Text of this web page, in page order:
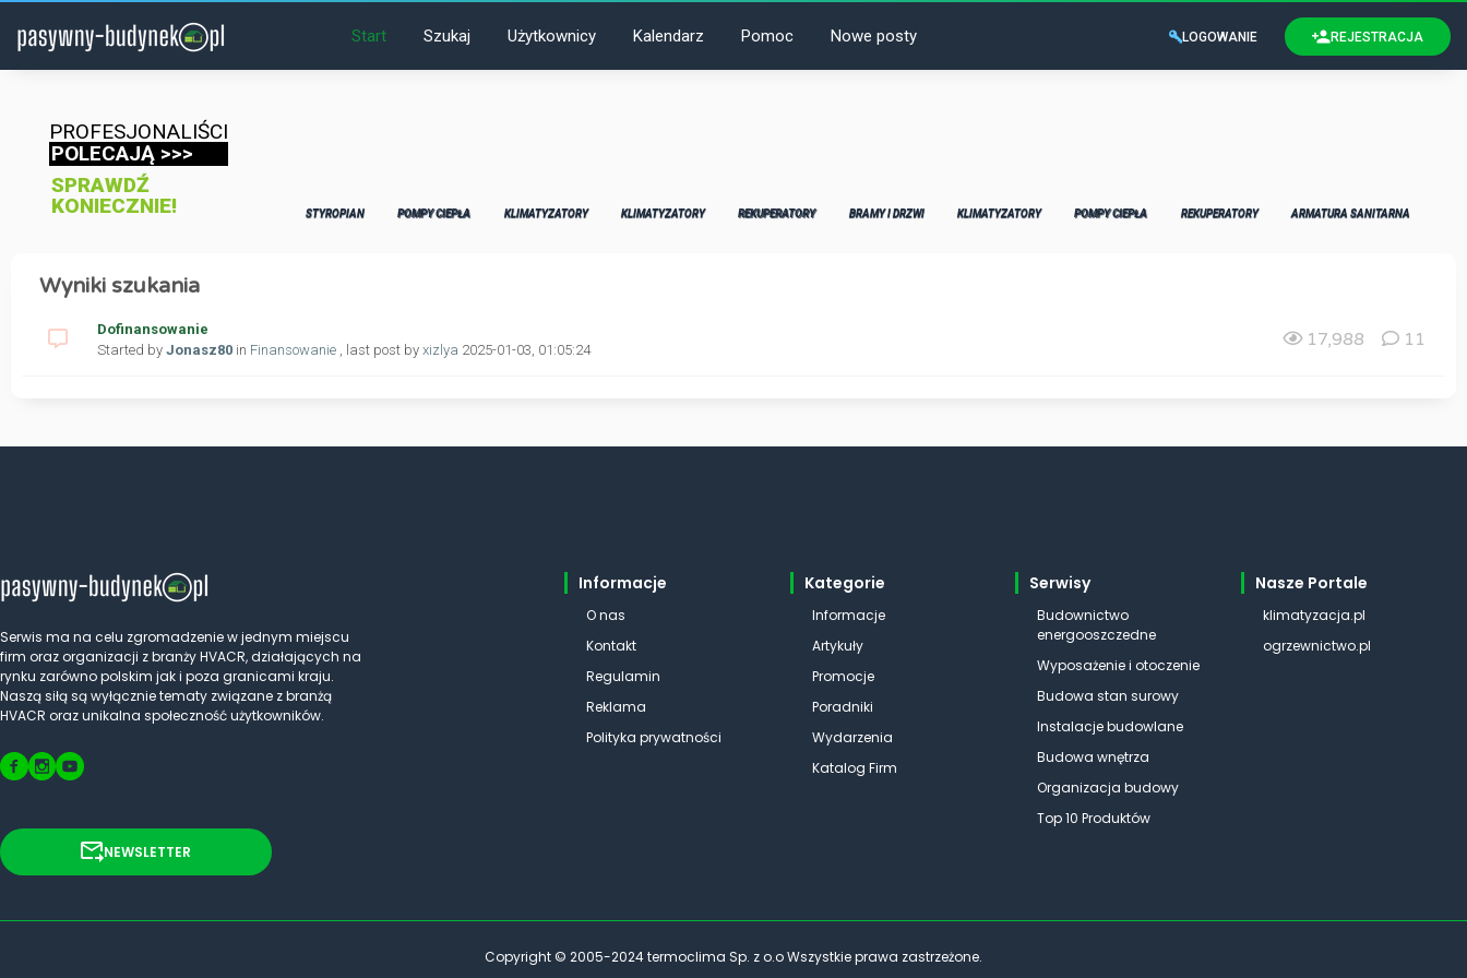
LOGOWANIE REJESTRACJA
Start Szukaj Użytkownicy Kalendarz Pomoc Nowe posty
PROFESJONALIŚCI
POLECAJĄ >>>
SPRAWDŹ
KONIECZNIE!
STYROPIAN POMPY CIEPŁA KLIMATYZATORY KLIMATYZATORY REKUPERATORY BRAMY I DRZWI KLIMATYZATORY POMPY CIEPŁA REKUPERATORY ARMATURA SANITARNA
Wyniki szukania
Dofinansowanie
Started by Jonasz80in Finansowanie , last post by xizlya 2025-01-03, 01:05:24 17,988 11
Serwis ma na celu zgromadzenie w jednym miejscu
firm oraz organizacji z branży HVACR, działających na
rynku zarówno polskim jak i poza granicami kraju.
Naszą siłą są wyłącznie tematy związane z branżą
HVACR oraz unikalna społeczność użytkowników.
NEWSLETTER
Informacje
O nas
Kontakt
Regulamin
Reklama
Polityka prywatności
Kategorie
Informacje
Artykuły
Promocje
Poradniki
Wydarzenia
Katalog Firm
Serwisy
Budownictwo
energooszczedne
Wyposażenie i otoczenie
Budowa stan surowy
Instalacje budowlane
Budowa wnętrza
Organizacja budowy
Top 10 Produktów
Nasze Portale
klimatyzacja.pl
ogrzewnictwo.pl
Copyright © 2005-2024 termoclima Sp. z o.o Wszystkie prawa zastrzeżone.